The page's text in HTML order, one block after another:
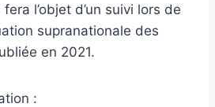
l’objet d’un suivi lors de
supranationale des
en 2021.
: